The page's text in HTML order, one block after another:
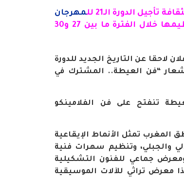
تأجيل الدورة الـ21 لل
مهرجان
التي كان مقررا تنظيمها خلال الفترة ما بين 27 و30
لاحقا عن التاريخ الجديد للدورة
“فن العيطة.. المشترك في
لفن العيطة تنفتح على فن الفلامينكو
تمثل الأنماط الإيقاعية
والجبلي، وتنظيم سهرات فنية
جماعي للفنون التشكيلية
معرض تراثي للآلات الموسيقية